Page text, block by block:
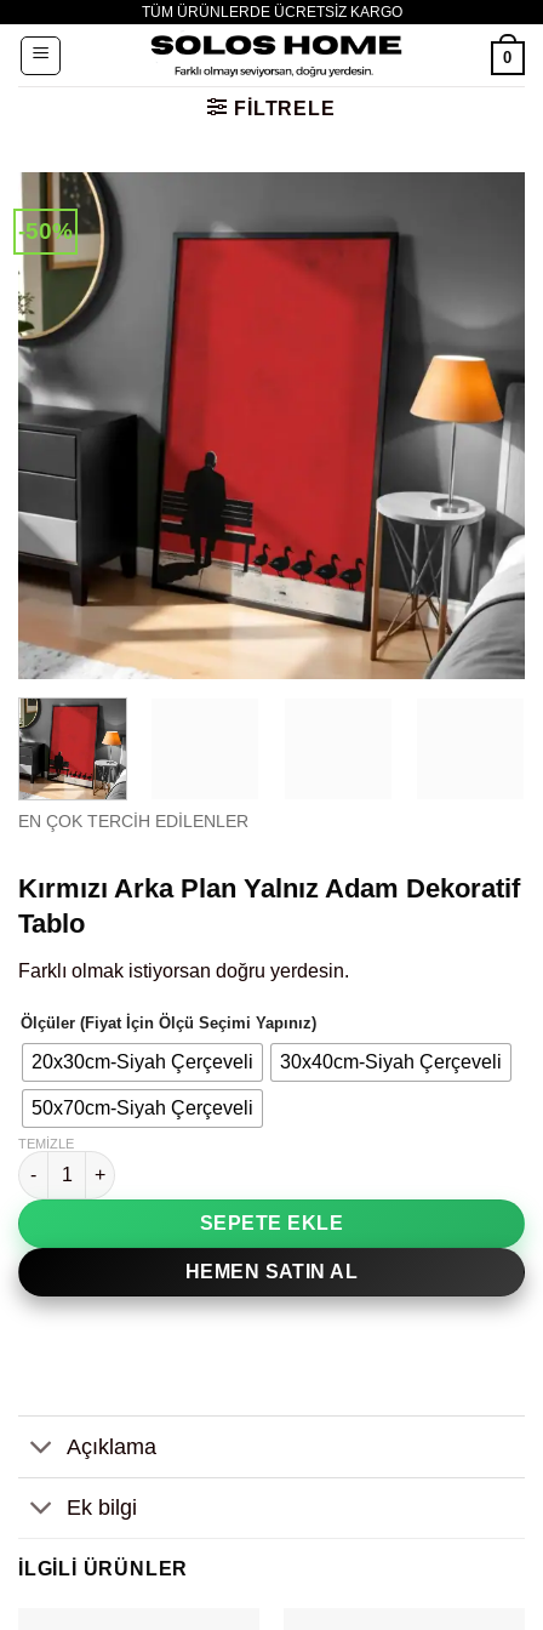
atla
TÜM ÜRÜNLERDE ÜCRETSİZ KARGO
0
FILTRELE
-50%
EN ÇOK TERCIH EDILENLER
Kırmızı Arka Plan Yalnız Adam Dekoratif
Tablo
Farklı olmak istiyorsan doğru yerdesin.
Ölçüler (Fiyat İçin Ölçü Seçimi Yapınız)
20x30cm-Siyah Çerçeveli 30x40cm-Siyah Çerçeveli
50x70cm-Siyah Çerçeveli
TEMIZLE
Kırmızı Arka Plan Yalnız Adam Dekoratif Tablo adet
SEPETE EKLE
HEMEN SATIN AL
Açıklama
Ek bilgi
İLGILI ÜRÜNLER